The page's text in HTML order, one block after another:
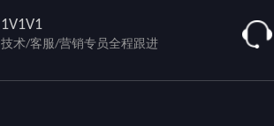
1V1V1
技术/客服/营销专员全程跟进